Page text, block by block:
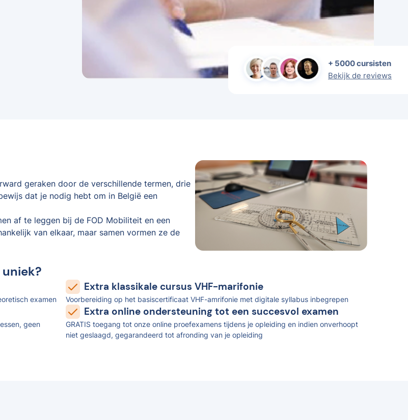
+ 5000 cursisten
Bekijk de reviews
geraken door de verschillende termen, drie
dat je nodig hebt om in België een
af te leggen bij de FOD Mobiliteit en een
van elkaar, maar samen vormen ze de
examen
Extra klassikale cursus VHF-marifonie
Voorbereiding op het basiscertificaat VHF-amrifonie met digitale syllabus inbegrepen
geen
Extra online ondersteuning tot een succesvol examen
GRATIS toegang tot onze online proefexamens tijdens je opleiding en indien onverhoopt
niet geslaagd, gegarandeerd tot afronding van je opleiding